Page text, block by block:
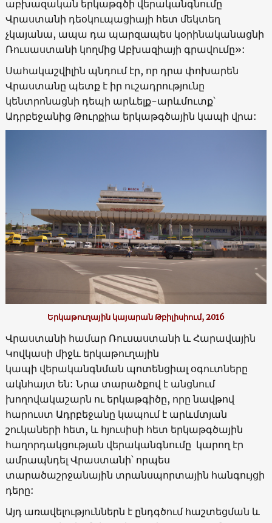
աբխազական երկաթգծի վերականգնումը
Վրաստանի դեօկուպացիայի հետ մեկտեղ
չկայանա, ապա դա պարզապես կօրինականացնի
Ռուսաստանի կողմից Աբխազիայի գրավումը»:
Սահակաշվիլին պնդում էր, որ դրա փոխարեն
Վրաստանը պետք է իր ուշադրությունը
կենտրոնացնի դեպի արևելք-արևմուտք՝
Ադրբեջանից Թուրքիա երկաթգծային կապի վրա:
Երկաթուղային կայարան Թբիլիսիում, 2016
Վրաստանի համար Ռուսաստանի և Հարավային
Կովկասի միջև երկաթուղային
կապի վերականգնման պոտենցիալ օգուտները
ակնհայտ են: Նրա տարածքով է անցնում
խողովակաշարն ու երկաթգիծը, որը նավթով
հարուստ Ադրբեջանը կապում է արևմտյան
շուկաների հետ, և հյուսիսի հետ երկաթգծային
հաղորդակցության վերականգնումը կարող էր
ամրապնդել Վրաստանի՝ որպես
տարածաշրջանային տրանսպորտային հանգույցի
դերը:
Այդ առավելություններն է ընդգծում հաշտեցման և